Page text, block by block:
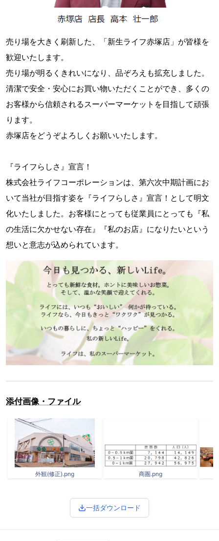
売り場を大きく刷新した、「新生ライフ赤塚店」が皆様を
歓迎いたします。
売り場が明るくきれいになり、品ぞろえも拡充しました。
清潔で安全・安心にお買い物いただくことができ、多くの
お客様から信頼されるスーパーマーケットを目指して頑張
ります。
赤塚店をどうぞよろしくお願いいたします。
『ライフらしさ』宣言！
株式会社ライフコーポレーションは、第六次中期計画にお
いて当社が目指す姿を『ライフらしさ』宣言！として明文
化いたしました。お客様にとっても従業員にとっても『私
の生活に欠かせない存在』『私のお店』になりたいという
想いと意志が込められています。
添付画像・ファイル
外観(修正).png 商圏.png
一括ダウンロード